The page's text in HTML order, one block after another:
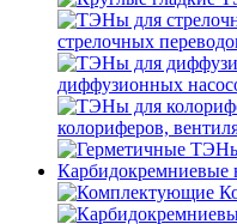
стрелочных
диффузионных
колориферов,
Карбидокремниевые